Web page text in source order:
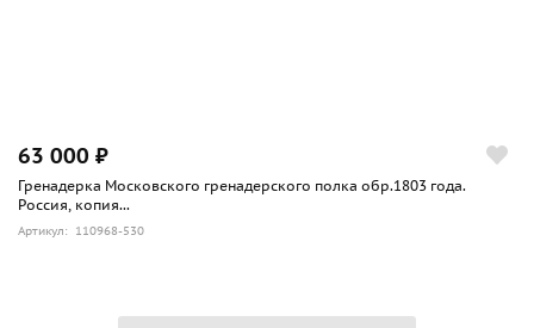
63 000 ₽
Гренадерка Московского гренадерского полка обр.1803 года.
Россия, копия...
Артикул: 110968-530